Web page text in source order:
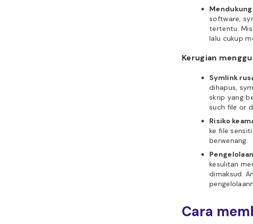
software,
tertentu.
lalu cukup
Kerugian
Symlink
dihapus,
skrip yang
such file or
Risiko
ke file
berwenang.
kesulitan
dimaksud.
Cara